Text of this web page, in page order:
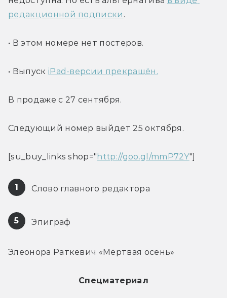
редакционной подписки .
• В этом номере нет постеров.
• Выпуск iPad-версии прекращён.
В продаже с 27 сентября.
Следующий номер выйдет 25 октября.
[su_buy_links shop=" http://goo.gl/mmP72Y"]
1 Слово главного редактора
5 Эпиграф
Элеонора Раткевич «Мёртвая осень»
Спецматериал